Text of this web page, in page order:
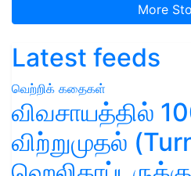
More
Latest feeds
வெற்றிக் கதைகள்
விவசாயத்தில்
விற்றுமுதல்